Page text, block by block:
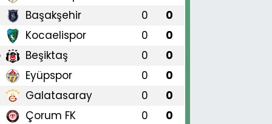
Başakşehir 0 0
Kocaelispor 0 0
Beşiktaş 0 0
Eyüpspor 0 0
Galatasaray 0 0
Çorum FK 0 0